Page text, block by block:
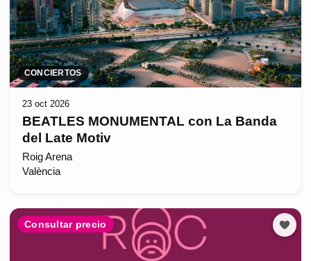
CONCIERTOS
23 oct 2026
BEATLES MONUMENTAL con La Banda
del Late Motiv
Roig Arena
València
Consultar precio